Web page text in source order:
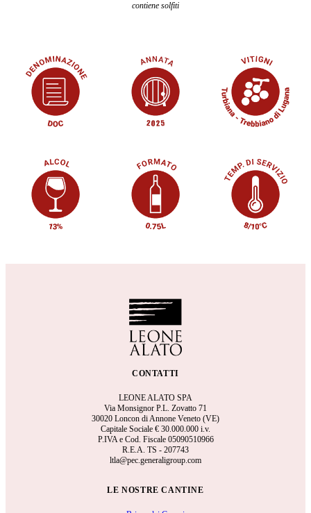
contiene solfiti
CONTATTI
LEONE ALATO SPA
Via Monsignor P.L. Zovatto 71
30020 Loncon di Annone Veneto (VE)
Capitale Sociale € 30.000.000 i.v.
P.IVA e Cod. Fiscale 05090510966
R.E.A. TS - 207743
ltla@pec.generaligroup.com
LE NOSTRE CANTINE